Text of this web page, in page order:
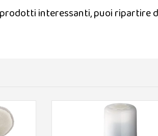
interessanti, puoi ripartire